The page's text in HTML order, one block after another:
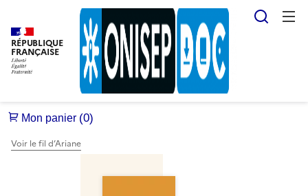
RÉPUBLIQUE
FRANÇAISE
Voir le fil d’Ariane